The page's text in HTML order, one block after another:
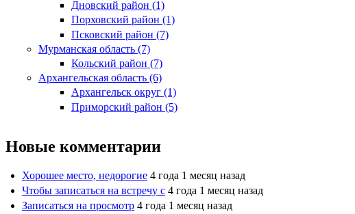
Дновский район (1)
Порховский район (1)
Псковский район (7)
Мурманская область (7)
Кольский район (7)
Архангельская область (6)
Архангельск округ (1)
Приморский район (5)
Новые комментарии
Хорошее место, недорогие 4 года 1 месяц назад
Чтобы записаться на встречу с 4 года 1 месяц назад
Записаться на просмотр 4 года 1 месяц назад